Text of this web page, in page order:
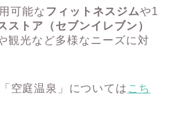
可能なフィットネスジムや1
ストア（セブンイレブン）
観光など多様なニーズに対
空庭温泉」については こち